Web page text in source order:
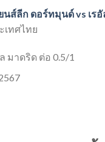
นส์ลีก ดอร์ทมุนด์ vs เร
เทศไทย
มาดริด ต่อ 0.5/1